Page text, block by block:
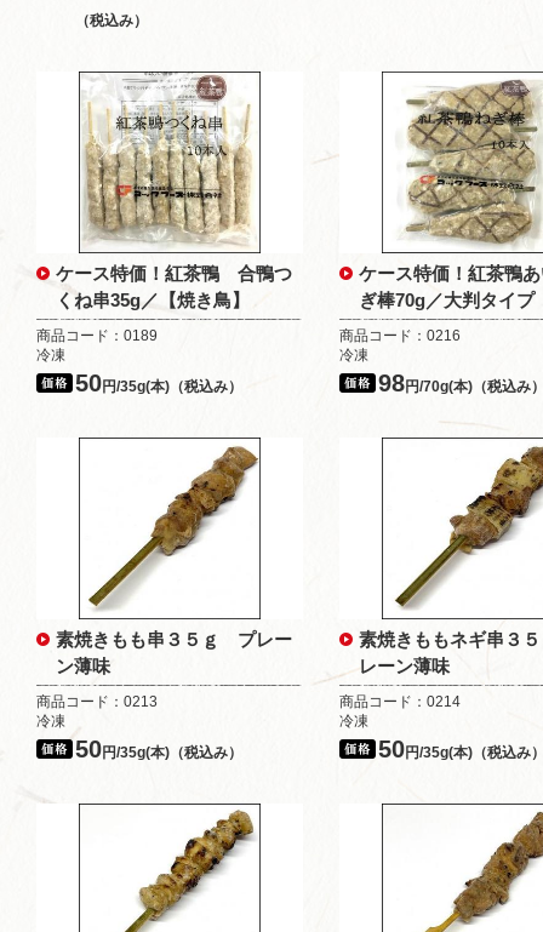
（税込み）
ケース特価！紅茶鴨 合鴨つ
くね串35g／【焼き鳥】
商品コード：0189
冷凍
50円/35g(本)（税込み）
ケース特価！紅茶鴨
ぎ棒70g／大判タイプ
商品コード：0216
冷凍
98円/70g(本)（税込み
素焼きもも串３５ｇ プレー
ン薄味
商品コード：0213
冷凍
50円/35g(本)（税込み）
素焼きももネギ串３
レーン薄味
商品コード：0214
冷凍
50円/35g(本)（税込み